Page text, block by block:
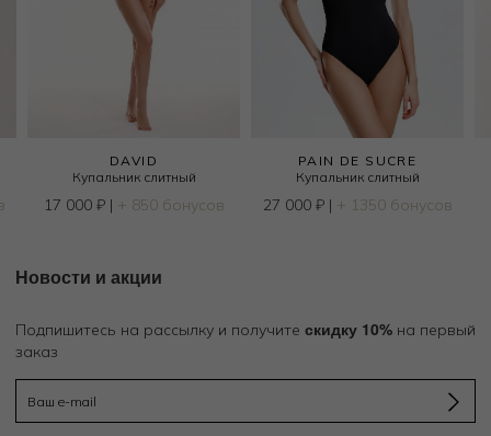
DAVID
Купальник слитный
17 000 ₽| + 850 бонусов
PAIN DE SUCRE
Купальник слитный
27 000 ₽| + 1350 бонусов
Новости и акции
Подпишитесь на рассылку и получите скидку 10% на первый
заказ